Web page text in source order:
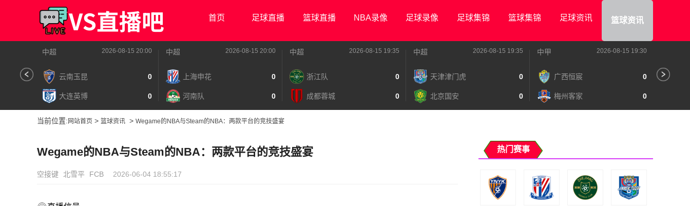
首页 足球直播 篮球直播 NBA录像 足球录像 足球集锦 篮球集锦 足球资讯 篮球资讯
中超 2026-08-15 20:00
云南玉昆 0
大连英博 0
中超 2026-08-15 20:00
上海申花 0
河南队 0
中超 2026-08-15 19:35
浙江队 0
成都蓉城 0
中超 2026-08-15 19:35
天津津门虎 0
北京国安 0
中甲 2026-08-15 19:30
广西恒宸 0
梅州客家 0
当前位置: 网站首页 > 篮球资讯 > Wegame的NBA与Steam的NBA：两款平台的竞技盛宴
Wegame的NBA与Steam的NBA：两款平台的竞技盛宴
空接键 北雪平 FCB 2026-06-04 18:55:17
热门赛事